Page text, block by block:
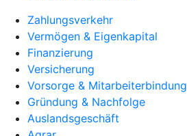
Zahlungsverkehr
Vermögen & Eigenkapital
Finanzierung
Versicherung
Vorsorge & Mitarbeiterbindung
Gründung & Nachfolge
Auslandsgeschäft